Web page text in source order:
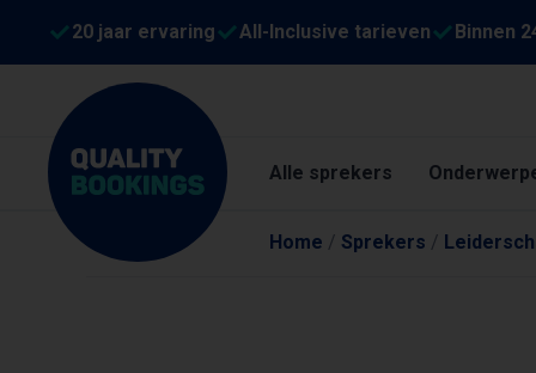
20 jaar ervaring All-Inclusive tarieven Binnen
Alle sprekers
Home / Sprekers /